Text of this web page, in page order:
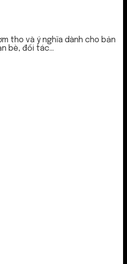
tho và ý nghĩa dành cho bản
bè, đối tác...